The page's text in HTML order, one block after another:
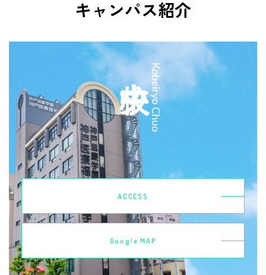
キャンパス紹介
Kobeiryo Chuo
ACCESS
Google MAP